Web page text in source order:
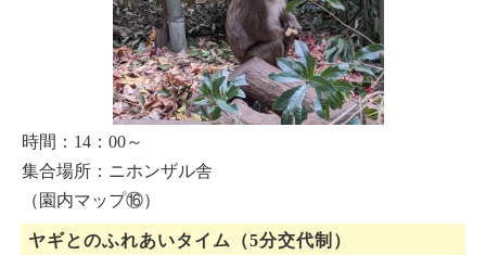
時間：14：00～
集合場所：ニホンザル舎
（園内マップ⑯）
ヤギとのふれあいタイム（5分交代制）